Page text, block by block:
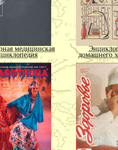
медицинская
домашнего